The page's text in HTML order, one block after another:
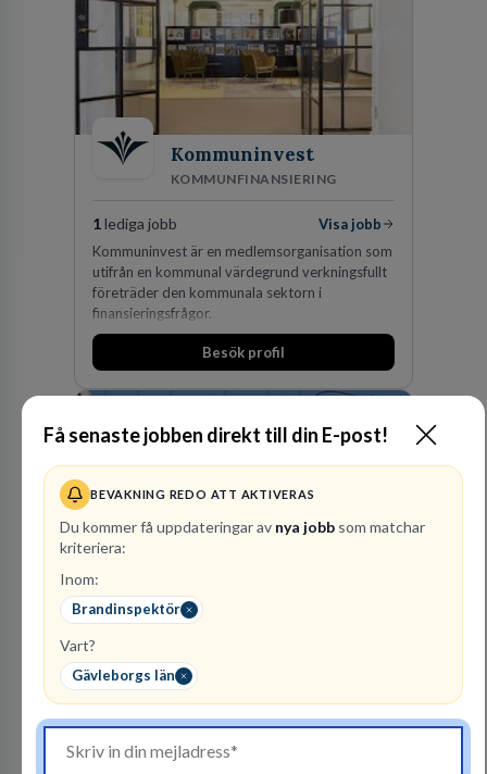
Få senaste jobben direkt till din E-post!
BEVAKNING REDO ATT AKTIVERAS
Du kommer få uppdateringar av nya jobb som matchar
kriteriera:
Inom:
Brandinspektör
Vart?
Gävleborgs län
Kommuninvest
KOMMUNFINANSIERING
1lediga jobb
Visa jobb
Kommuninvest är en medlemsorganisation som
utifrån en kommunal värdegrund verkningsfullt
företräder den kommunala sektorn i
finansieringsfrågor.
Besök profil
ENERGI
301
Hos oss på Vattenfall får du möjlighet att ta
stegen som driver dig och utvecklingen framåt.
En av våra främsta utmaningar är att hitta nya,
en hållbar framtid. För att lyckas behöver vi bli